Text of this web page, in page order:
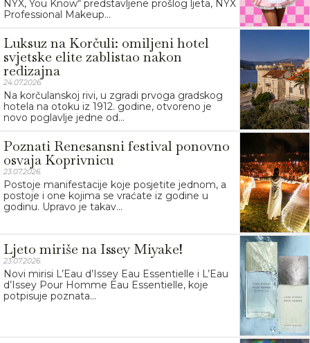
NYX, You Know“ predstavljene prošlog ljeta, NYX
Professional Makeup...
Luksuz na Korčuli: omiljeni hotel
svjetske elite zablistao nakon
redizajna
24.07.2026.
Na korčulanskoj rivi, u zgradi prvoga gradskog
hotela na otoku iz 1912. godine, otvoreno je
novo poglavlje jedne od...
Poznati Renesansni festival ponovno
osvaja Koprivnicu
23.07.2026.
Postoje manifestacije koje posjetite jednom, a
postoje i one kojima se vraćate iz godine u
godinu. Upravo je takav...
Ljeto miriše na Issey Miyake!
23.07.2026.
Novi mirisi L’Eau d’Issey Eau Essentielle i L’Eau
d’Issey Pour Homme Eau Essentielle, koje
potpisuje poznata...